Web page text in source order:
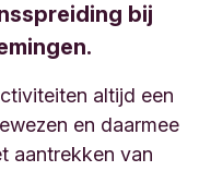
bij
altijd een
en daarmee
aantrekken van